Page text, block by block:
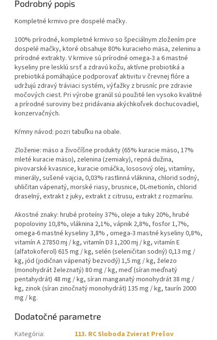
Podrobný popis
Kompletné krmivo pre dospelé mačky.
100% prírodné, kompletné krmivo so špeciálnym zložením pre
dospelé mačky, ktoré obsahuje 80% kuracieho mäsa, zeleninu a
prírodné extrakty. V krmive sú prírodné omega-3 a 6 mastné
kyseliny pre lesklú srsť a zdravú kožu, aktívne probiotiká a
prebiotiká pomáhajúce podporovať aktivitu v črevnej flóre a
udržujú zdravý tráviaci systém, výťažky z brusníc pre zdravie
močových ciest. Pri výrobe granúl sú použité len vysoko kvalitné
a prírodné suroviny bez pridávania akýchkoľvek dochucovadiel,
konzervačných.
Kŕmny návod: pozri tabuľku na obale.
Zloženie: mäso a živočíšne produkty (65% kuracie mäso, 17%
mleté ​​kuracie mäso), zelenina (zemiaky), repná dužina,
pivovarské kvasnice, kuracie omáčka, lososový olej, vitamíny,
minerály, sušené vajcia, 0,03% rastlinná vláknina, chlorid sodný,
uhličitan vápenatý, morské riasy, brusnice, DL-metionín, chlorid
draselný, extrakt z juky, extrakt z citrusu, extrakt z rozmarínu.
Akostné znaky: hrubé proteíny 37%, oleje a tuky 20%, hrubé
popoloviny 10,8%, vláknina 2,1%, vápnik 2,8%, fosfor 1,7%,
omega-6 mastné kyseliny 3,8% , omega-3 mastné kyseliny 0,8%,
vitamín A 27850 mj / kg, vitamín D3 1,200 mj / kg, vitamín E
(alfatokoferol) 615 mg / kg, selén (seleničitan sodný) 0,13 mg /
kg, jód (jodičnan vápenatý bezvodý) 1,5 mg / kg, železo
(monohydrát železnatý) 80 mg / kg, meď (síran meďnatý
pentahydrát) 48 mg / kg, síran manganatý monohydrát 38 mg /
kg, zinok (síran zinočnatý monohydrát) 135 mg / kg, taurín 2000
mg / kg.
Dodatočné parametre
Kategória:
113. RC Sloboda Zvierat Prešov